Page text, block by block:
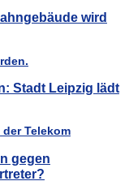
wird
Stadt Leipzig lädt
gegen